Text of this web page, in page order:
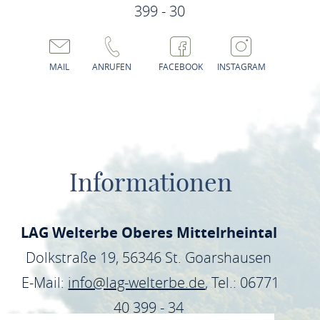
am Strom (seit 2000) - Publikationen: u. a. Mitherausgeber
deutscher Traum“ (Mainz 2004) und „Stadt und Burg am
Mittelrhein“ (Regensburg 2008); Vorstandsmitglied
Neukonzeptionierung und Neuerrichtung Stadtbibliothek
(Bücherei3); Aufbau Stadtarchiv; Wiss. Vortrags- und
Publikationstätigkeit.
399 - 30
MAIL ANRUFEN FACEBOOK INSTAGRAM
Informationen
LAG Welterbe Oberes Mittelrheintal
Dolkstraße 19, 56346 St. Goarshausen
E-Mail: info@lag-welterbe.de, Tel.: 06771
40 399 - 34